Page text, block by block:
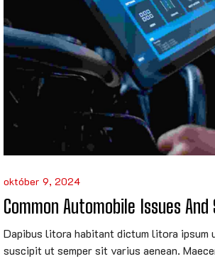
október 9, 2024
Common Automobile Issues And
Dapibus litora habitant dictum litora ipsum
suscipit ut semper sit varius aenean.